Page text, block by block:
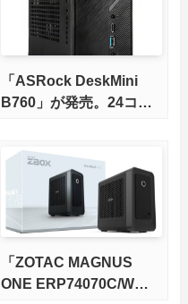
「ASRock DeskMini
B760」が発売。24コア
「ZOTAC MAGNUS
ONE ERP74070C/W」